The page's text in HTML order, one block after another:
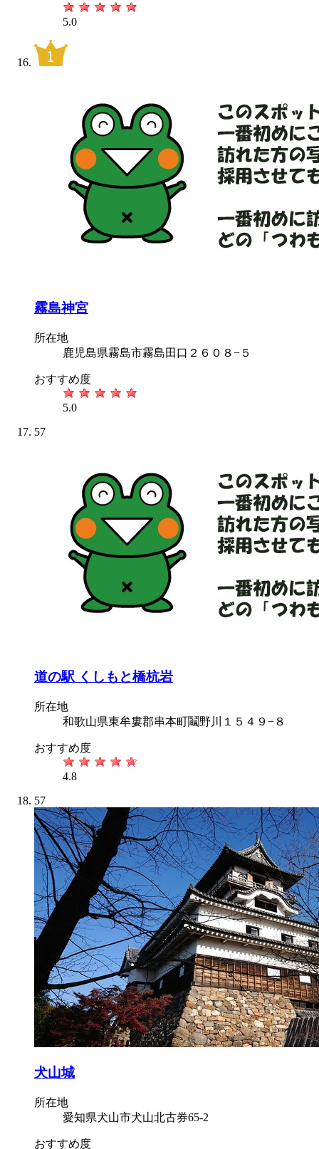
5.0
霧島神宮
所在地
鹿児島県霧島市霧島田口２６０８−５
おすすめ度
5.0
57
道の駅 くしもと橋杭岩
所在地
和歌山県東牟婁郡串本町鬮野川１５４９−８
おすすめ度
4.8
57
犬山城
所在地
愛知県犬山市犬山北古券65-2
おすすめ度